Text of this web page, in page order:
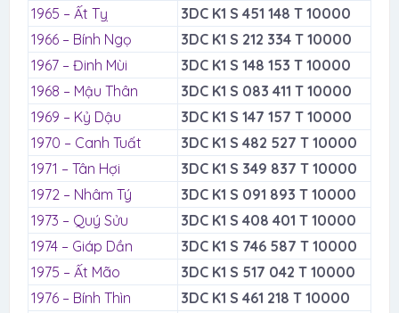
1965 – Ất Tỵ
3DC K1 S 451 148 T 10000
1966 – Bính Ngọ
3DC K1 S 212 334 T 10000
1967 – Đinh Mùi
3DC K1 S 148 153 T 10000
1968 – Mậu Thân
3DC K1 S 083 411 T 10000
1969 – Kỷ Dậu
3DC K1 S 147 157 T 10000
1970 – Canh Tuất
3DC K1 S 482 527 T 10000
1971 – Tân Hợi
3DC K1 S 349 837 T 10000
1972 – Nhâm Tý
3DC K1 S 091 893 T 10000
1973 – Quý Sửu
3DC K1 S 408 401 T 10000
1974 – Giáp Dần
3DC K1 S 746 587 T 10000
1975 – Ất Mão
3DC K1 S 517 042 T 10000
1976 – Bính Thìn
3DC K1 S 461 218 T 10000